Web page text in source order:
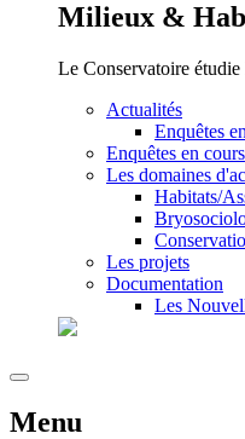
Milieux &
Le Conservatoire étudie
Actualités
Enquêtes
Enquêtes en cours
Les domaines
Habitats/
Les projets
Documentation
Les
Menu